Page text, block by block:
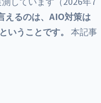
えるのは、AIO対策は
いうことです。 本記事